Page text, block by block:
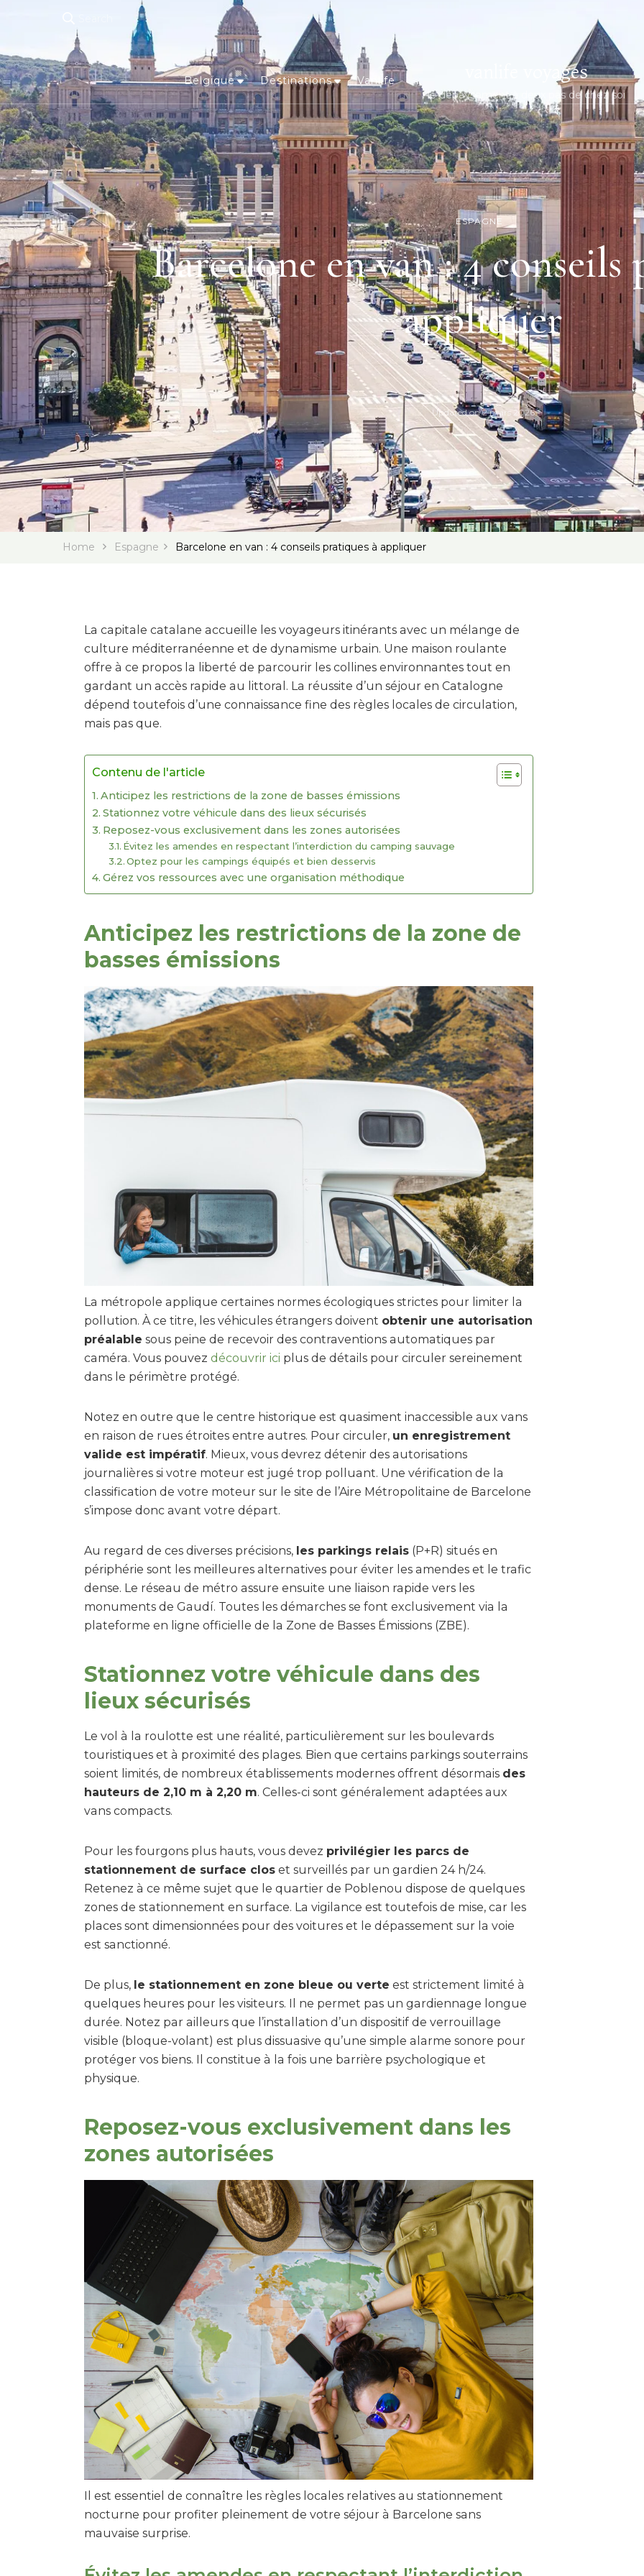
Belgique Destinations Vanlife vanlife voyages
le dépaysement à deux pas de chez soi
ESPAGNE
Barcelone en van : 4 conseils
appliquer
Updated on2 mars 2026
Home Espagne Barcelone en van : 4 conseils pratiques à appliquer
La capitale catalane accueille les voyageurs itinérants avec un mélange de
culture méditerranéenne et de dynamisme urbain. Une maison roulante
offre à ce propos la liberté de parcourir les collines environnantes tout en
gardant un accès rapide au littoral. La réussite d’un séjour en Catalogne
dépend toutefois d’une connaissance fine des règles locales de circulation,
mais pas que.
Contenu de l'article
Anticipez les restrictions de la zone de basses émissions
Stationnez votre véhicule dans des lieux sécurisés
Reposez-vous exclusivement dans les zones autorisées
Évitez les amendes en respectant l’interdiction du camping sauvage
Optez pour les campings équipés et bien desservis
Gérez vos ressources avec une organisation méthodique
Anticipez les restrictions de la zone de
basses émissions
La métropole applique certaines normes écologiques strictes pour limiter la
pollution. À ce titre, les véhicules étrangers doivent obtenir une autorisation
préalable sous peine de recevoir des contraventions automatiques par
caméra. Vous pouvez découvrir ici plus de détails pour circuler sereinement
dans le périmètre protégé.
Notez en outre que le centre historique est quasiment inaccessible aux vans
en raison de rues étroites entre autres. Pour circuler, un enregistrement
valide est impératif. Mieux, vous devrez détenir des autorisations
journalières si votre moteur est jugé trop polluant. Une vérification de la
classification de votre moteur sur le site de l’Aire Métropolitaine de Barcelone
s’impose donc avant votre départ.
Au regard de ces diverses précisions, les parkings relais (P+R) situés en
périphérie sont les meilleures alternatives pour éviter les amendes et le trafic
dense. Le réseau de métro assure ensuite une liaison rapide vers les
monuments de Gaudí. Toutes les démarches se font exclusivement via la
plateforme en ligne officielle de la Zone de Basses Émissions (ZBE).
Stationnez votre véhicule dans des
lieux sécurisés
Le vol à la roulotte est une réalité, particulièrement sur les boulevards
touristiques et à proximité des plages. Bien que certains parkings souterrains
soient limités, de nombreux établissements modernes offrent désormais des
hauteurs de 2,10 m à 2,20 m. Celles-ci sont généralement adaptées aux
vans compacts.
Pour les fourgons plus hauts, vous devez privilégier les parcs de
stationnement de surface clos et surveillés par un gardien 24 h/24.
Retenez à ce même sujet que le quartier de Poblenou dispose de quelques
zones de stationnement en surface. La vigilance est toutefois de mise, car les
places sont dimensionnées pour des voitures et le dépassement sur la voie
est sanctionné.
De plus, le stationnement en zone bleue ou verte est strictement limité à
quelques heures pour les visiteurs. Il ne permet pas un gardiennage longue
durée. Notez par ailleurs que l’installation d’un dispositif de verrouillage
visible (bloque-volant) est plus dissuasive qu’une simple alarme sonore pour
protéger vos biens. Il constitue à la fois une barrière psychologique et
physique.
Reposez-vous exclusivement dans les
zones autorisées
Il est essentiel de connaître les règles locales relatives au stationnement
nocturne pour profiter pleinement de votre séjour à Barcelone sans
mauvaise surprise.